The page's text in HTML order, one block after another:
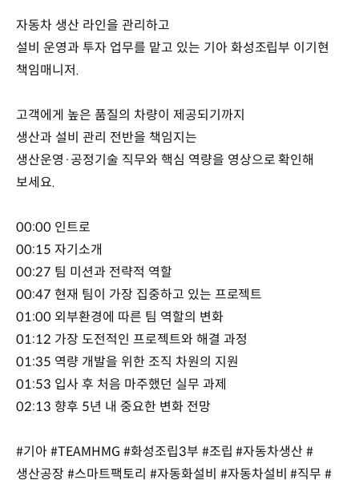
자동차 생산 라인을 관리하고
설비 운영과 투자 업무를 맡고 있는 기아 화성조립부 이기현
책임매니저.
고객에게 높은 품질의 차량이 제공되기까지
생산과 설비 관리 전반을 책임지는
생산운영·공정기술 직무와 핵심 역량을 영상으로 확인해
보세요.
00:00 인트로
00:15 자기소개
00:27 팀 미션과 전략적 역할
00:47 현재 팀이 가장 집중하고 있는 프로젝트
01:00 외부환경에 따른 팀 역할의 변화
01:12 가장 도전적인 프로젝트와 해결 과정
01:35 역량 개발을 위한 조직 차원의 지원
01:53 입사 후 처음 마주했던 실무 과제
02:13 향후 5년 내 중요한 변화 전망
#기아 #TEAMHMG #화성조립3부 #조립 #자동차생산 #
생산공장 #스마트팩토리 #자동화설비 #자동차설비 #직무 #